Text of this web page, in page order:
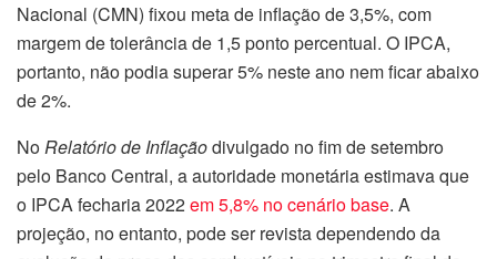
Nacional (CMN) fixou meta de inflação de 3,5%, com
margem de tolerância de 1,5 ponto percentual. O IPCA,
portanto, não podia superar 5% neste ano nem ficar abaixo
de 2%.
NoRelatório de Inflaçãodivulgado no fim de setembro
pelo Banco Central, a autoridade monetária estimava que
o IPCA fecharia 2022em 5,8% no cenário base. A
projeção, no entanto, pode ser revista dependendo da